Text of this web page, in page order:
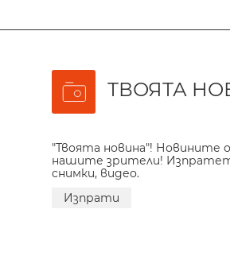
ТВОЯТА
"Твоята новина"! Новините
нашите зрители!
снимки, видео.
Изпрати